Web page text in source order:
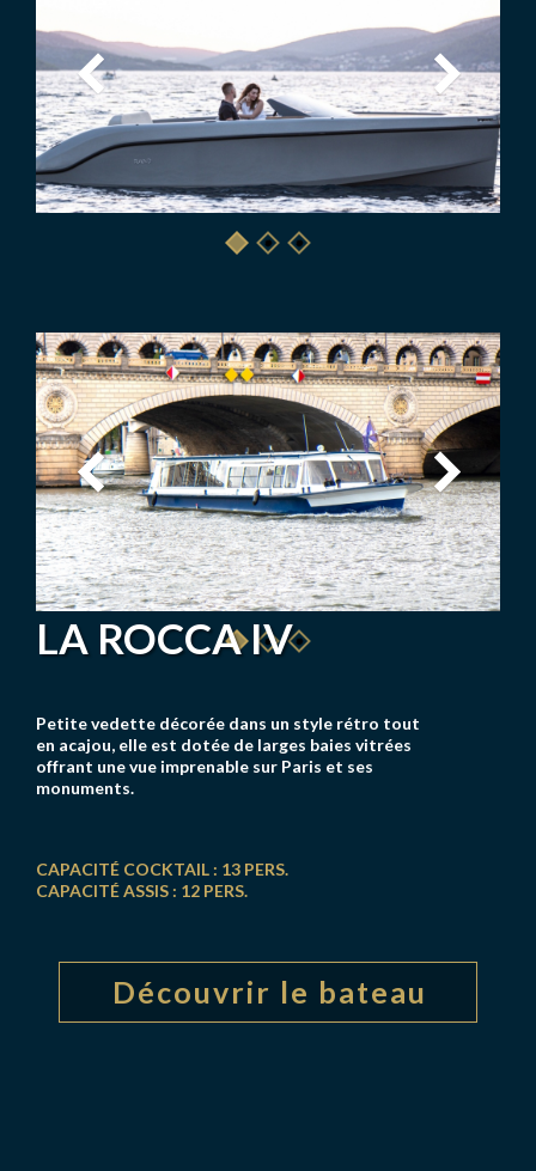
LA ROCCA IV
Petite vedette décorée dans un style rétro tout
en acajou, elle est dotée de larges baies vitrées
offrant une vue imprenable sur Paris et ses
monuments.
CAPACITÉ COCKTAIL : 13 PERS.
CAPACITÉ ASSIS : 12 PERS.
Découvrir le bateau